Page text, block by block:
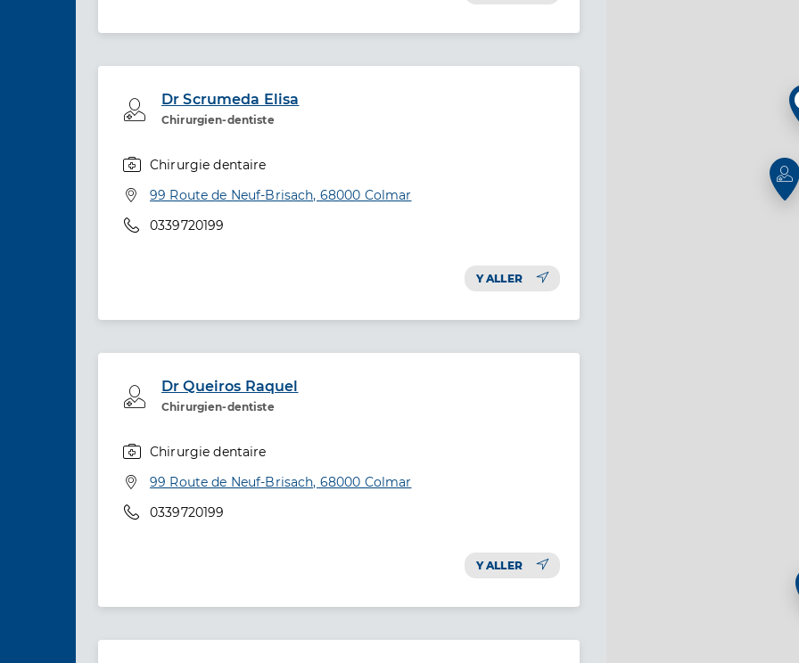
Dr Scrumeda Elisa
Chirurgien-dentiste
Professionel de santé
Chirurgie dentaire
Adresse
99 Route de Neuf-Brisach, 68000 Colmar
Téléphone
0339720199
Y ALLER
Dr Queiros Raquel
Chirurgien-dentiste
Professionel de santé
Chirurgie dentaire
Adresse
99 Route de Neuf-Brisach, 68000 Colmar
Téléphone
0339720199
Y ALLER